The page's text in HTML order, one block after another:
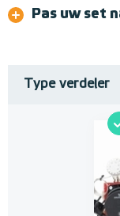
Pas uw set
Type verdeler